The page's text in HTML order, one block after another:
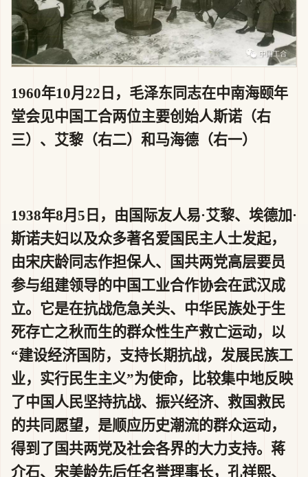
1960年10月22日，毛泽东同志在中南海颐年
堂会见中国工合两位主要创始人斯诺（右
三）、艾黎（右二）和马海德（右一）
1938年8月5日，由国际友人易·艾黎、埃德加·
斯诺夫妇以及众多著名爱国民主人士发起，
由宋庆龄同志作担保人、国共两党高层要员
参与组建领导的中国工业合作协会在武汉成
立。它是在抗战危急关头、中华民族处于生
死存亡之秋而生的群众性生产救亡运动，以
“建设经济国防，支持长期抗战，发展民族工
业，实行民生主义”为使命，比较集中地反映
了中国人民坚持抗战、振兴经济、救国救民
的共同愿望，是顺应历史潮流的群众运动，
得到了国共两党及社会各界的大力支持。蒋
介石、宋美龄先后任名誉理事长，孔祥熙、